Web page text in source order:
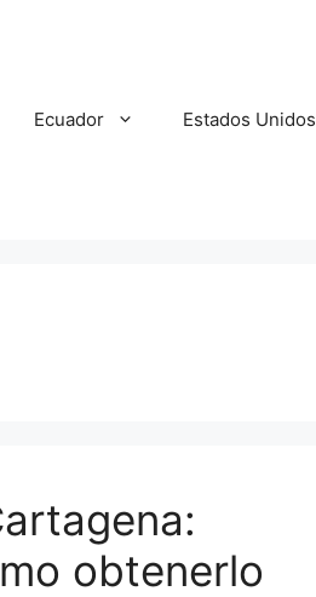
Ecuador Estados Unidos
obtenerlo